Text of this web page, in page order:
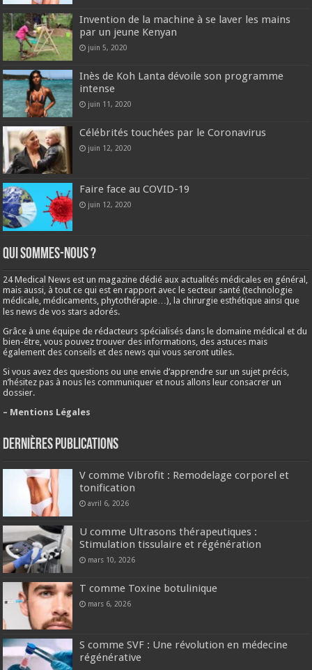
Invention de la machine à se laver les mains
par un jeune Kenyan
juin 5, 2020
Inès de Koh Lanta dévoile son programme
intense
juin 11, 2020
Célébrités touchées par le Coronavirus
juin 12, 2020
Faire face au COVID-19
juin 12, 2020
Qui sommes-nous ?
24 Medical News est un magazine dédié aux actualités médicales en général,
mais aussi, à tout ce qui est en rapport avec le secteur santé (technologie
médicale, médicaments, phytothérapie…), la chirurgie esthétique ainsi que
les news de vos stars adorés.
Grâce à une équipe de rédacteurs spécialisés dans le domaine médical et du
bien-être, vous pouvez trouver des informations, des astuces mais
également des conseils et des news qui vous seront utiles.
Si vous avez des questions ou une envie d’apprendre sur un sujet précis,
n’hésitez pas à nous les communiquer et nous allons leur consacrer un
dossier.
– Mentions Légales
Dernières publications
V comme Vibrofit : Remodelage corporel et
tonification
avril 6, 2026
U comme Ultrasons thérapeutiques :
Stimulation tissulaire et régénération
mars 10, 2026
T comme Toxine botulinique
mars 6, 2026
S comme SVF : Une révolution en médecine
régénérative